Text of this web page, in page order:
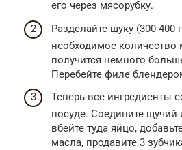
его через мясорубку.
Разделайте щуку (300-400
необходимое количество
получится немного
Перебейте филе
Теперь все ингредиенты
посуде. Соедините
вбейте туда яйцо,
масла, продавите 3